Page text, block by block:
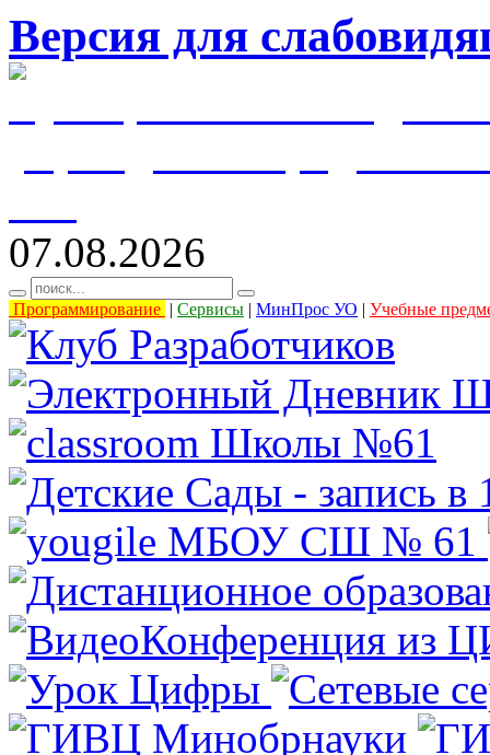
Версия для
07.08.2026
Программирование | Сервисы | МинПрос УО | Учебные